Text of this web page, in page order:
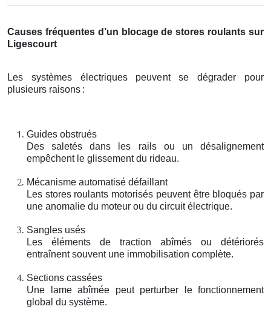
Causes fréquentes d’un blocage de stores roulants sur
Ligescourt
Les systèmes électriques peuvent se dégrader pour
plusieurs raisons :
Guides obstrués
Des saletés dans les rails ou un désalignement
empêchent le glissement du rideau.
Mécanisme automatisé défaillant
Les stores roulants motorisés peuvent être bloqués par
une anomalie du moteur ou du circuit électrique.
Sangles usés
Les éléments de traction abîmés ou détériorés
entraînent souvent une immobilisation complète.
Sections cassées
Une lame abîmée peut perturber le fonctionnement
global du système.